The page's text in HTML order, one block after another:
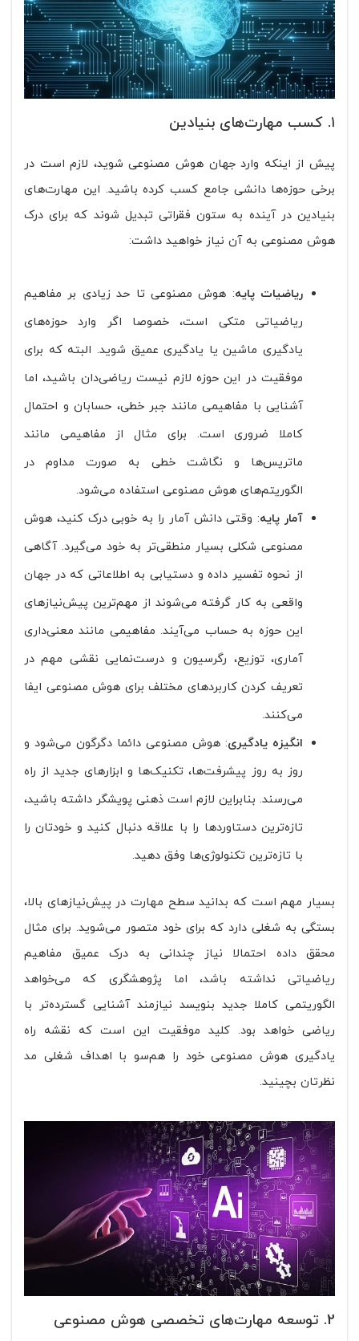
۱. کسب مهارت‌های بنیادین
پیش از اینکه وارد جهان هوش مصنوعی شوید، لازم است در
برخی حوزه‌ها دانشی جامع کسب کرده باشید. این مهارت‌های
بنیادین در آینده به ستون فقراتی تبدیل شوند که برای درک
هوش مصنوعی به آن نیاز خواهید داشت:
ریاضیات پایه: هوش مصنوعی تا حد زیادی بر مفاهیم
ریاضیاتی متکی است، خصوصا اگر وارد حوزه‌های
یادگیری ماشین یا یادگیری عمیق شوید. البته که برای
موفقیت در این حوزه لازم نیست ریاضی‌دان باشید، اما
آشنایی با مفاهیمی مانند جبر خطی، حسابان و احتمال
کاملا ضروری است. برای مثال از مفاهیمی مانند
ماتریس‌ها و نگاشت خطی به صورت مداوم در
الگوریتم‌های هوش مصنوعی استفاده می‌شود.
آمار پایه: وقتی دانش آمار را به خوبی درک کنید، هوش
مصنوعی شکلی بسیار منطقی‌تر به خود می‌گیرد. آگاهی
از نحوه تفسیر داده و دستیابی به اطلاعاتی که در جهان
واقعی به کار گرفته می‌شوند از مهم‌ترین پیش‌نیازهای
این حوزه به حساب می‌آیند. مفاهیمی مانند معنی‌داری
آماری، توزیع، رگرسیون و درست‌نمایی نقشی مهم در
تعریف کردن کاربردهای مختلف برای هوش مصنوعی ایفا
می‌کنند.
انگیزه یادگیری: هوش مصنوعی دائما دگرگون می‌شود و
روز به روز پیشرفت‌ها، تکنیک‌ها و ابزارهای جدید از راه
می‌رسند. بنابراین لازم است ذهنی پویشگر داشته باشید،
تازه‌ترین دستاوردها را با علاقه دنبال کنید و خودتان را
با تازه‌ترین تکنولوژی‌ها وفق دهید.
بسیار مهم است که بدانید سطح مهارت در پیش‌نیازهای بالا،
بستگی به شغلی دارد که برای خود متصور می‌شوید. برای مثال
محقق داده احتمالا نیاز چندانی به درک عمیق مفاهیم
ریاضیاتی نداشته باشد، اما پژوهشگری که می‌خواهد
الگوریتمی کاملا جدید بنویسد نیازمند آشنایی گسترده‌تر با
ریاضی خواهد بود. کلید موفقیت این است که نقشه راه
یادگیری هوش مصنوعی خود را هم‌سو با اهداف شغلی مد
نظرتان بچینید.
2. توسعه مهارت‌های تخصصی هوش مصنوعی